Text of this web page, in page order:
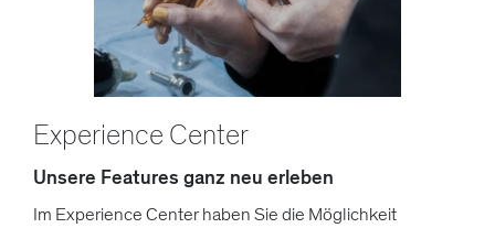
Experience Center
Unsere Features ganz neu erleben
Im Experience Center haben Sie die Möglichkeit